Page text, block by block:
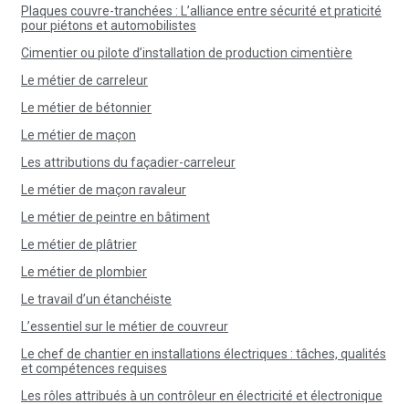
Plaques couvre-tranchées : L’alliance entre sécurité et praticité
pour piétons et automobilistes
Cimentier ou pilote d’installation de production cimentière
Le métier de carreleur
Le métier de bétonnier
Le métier de maçon
Les attributions du façadier-carreleur
Le métier de maçon ravaleur
Le métier de peintre en bâtiment
Le métier de plâtrier
Le métier de plombier
Le travail d’un étanchéiste
L’essentiel sur le métier de couvreur
Le chef de chantier en installations électriques : tâches, qualités
et compétences requises
Les rôles attribués à un contrôleur en électricité et électronique